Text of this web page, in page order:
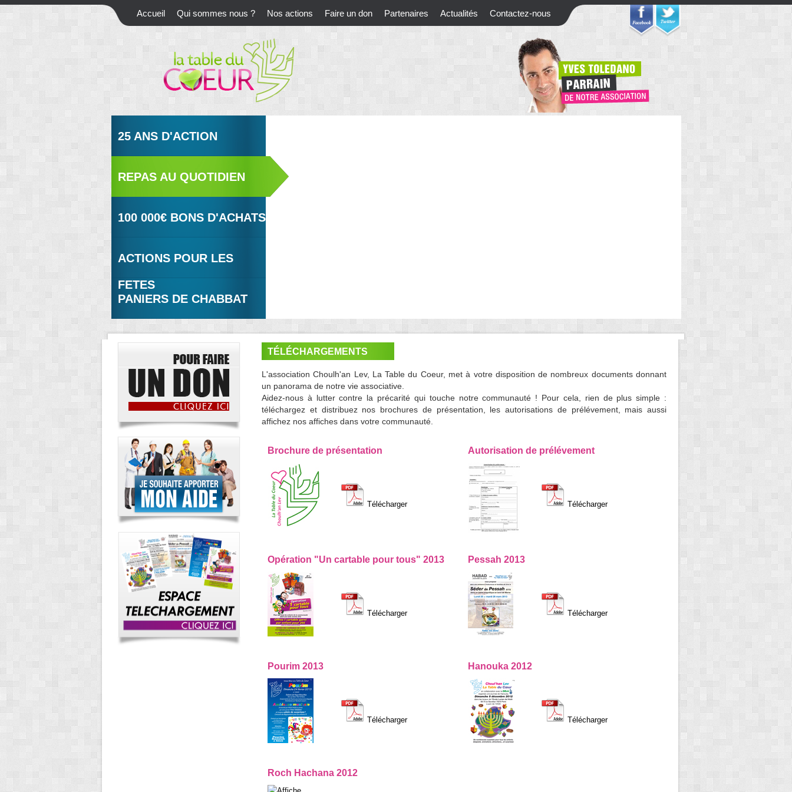
Accueil Qui sommes nous ? Nos actions Faire un don Partenaires Actualités Contactez-nous
25 ANS D'ACTION
REPAS AU QUOTIDIEN
100 000€ BONS D'ACHATS
ACTIONS POUR LES
FETES
PANIERS DE CHABBAT
TÉLÉCHARGEMENTS
L'association Choulh'an Lev, La Table du Coeur, met à votre disposition de nombreux documents donnant
un panorama de notre vie associative.
Aidez-nous à lutter contre la précarité qui touche notre communauté ! Pour cela, rien de plus simple :
téléchargez et distribuez nos brochures de présentation, les autorisations de prélévement, mais aussi
affichez nos affiches dans votre communauté.
Brochure de présentation
Télécharger
Autorisation de prélévement
Télécharger
Opération "Un cartable pour tous" 2013
Télécharger
Pessah 2013
Télécharger
Pourim 2013
Télécharger
Hanouka 2012
Télécharger
Roch Hachana 2012